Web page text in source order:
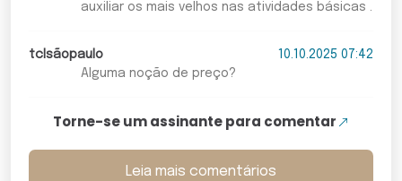
auxiliar os mais velhos nas atividades básicas .
tclsãopaulo
10.10.2025 07:42
Alguma noção de preço?
Torne-se um assinante para comentar
Leia mais comentários